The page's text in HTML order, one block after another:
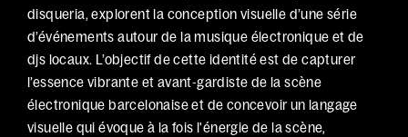
disqueria, explorent la conception visuelle d’une série
d’événements autour de la musique électronique et de
djs locaux. L’objectif de cette identité est de capturer
l’essence vibrante et avant-gardiste de la scène
électronique barcelonaise et de concevoir un langage
visuelle qui évoque à la fois l'énergie de la scène,